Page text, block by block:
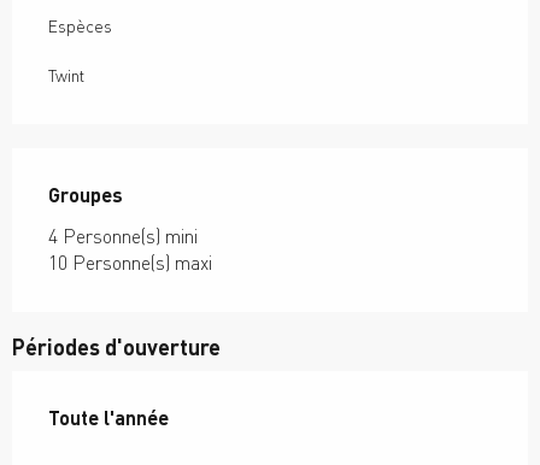
Espèces
Twint
Groupes
Groupes
4 Personne(s) mini
10 Personne(s) maxi
Périodes d'ouverture
Toute l'année
Toute l'année